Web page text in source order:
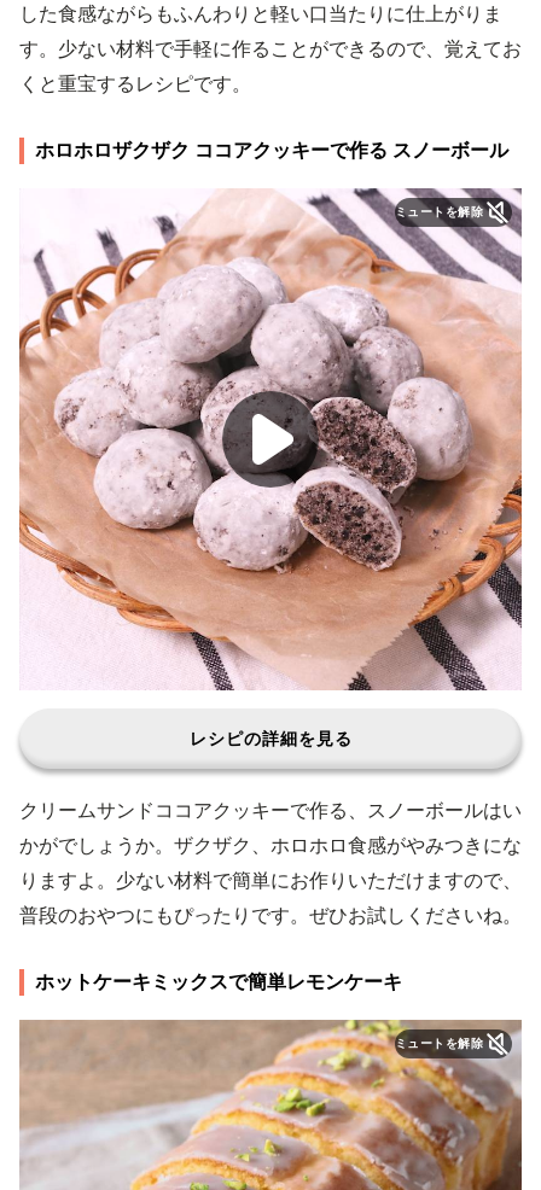
した食感ながらもふんわりと軽い口当たりに仕上がりま
す。少ない材料で手軽に作ることができるので、覚えてお
くと重宝するレシピです。
ホロホロザクザク ココアクッキーで作る スノーボール
ミュートを解除
レシピの詳細を見る
クリームサンドココアクッキーで作る、スノーボールはい
かがでしょうか。ザクザク、ホロホロ食感がやみつきにな
りますよ。少ない材料で簡単にお作りいただけますので、
普段のおやつにもぴったりです。ぜひお試しくださいね。
ホットケーキミックスで簡単レモンケーキ
ミュートを解除